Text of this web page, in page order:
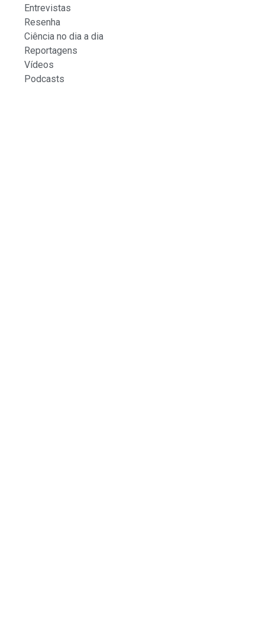
Entrevistas
Resenha
Ciência no dia a dia
Reportagens
Vídeos
Podcasts